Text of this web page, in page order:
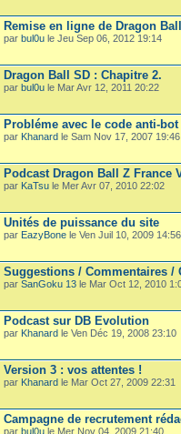
Remise en ligne de Dragon
par bul0u le Jeu Sep 06, 2012 19:14
Dragon Ball SD : Chapitre 2.
par bul0u le Mar Avr 12, 2011 20:22
Probléme avec le code anti-
par Khanard le Sam Nov 17, 2007 19:46
Podcast Dragon Ball Z France
par KaTsu le Mer Avr 07, 2010 22:02
Unités de puissance du site
par EazyBone le Ven Juil 10, 2009 14:56
Suggestions / Commentaires /
par SanGoku 13 le Mar Oct 12, 2010
Podcast sur DB Evolution
par Khanard le Ven Déc 19, 2008 23:10
Version 3 : vos attentes !
par Khanard le Mar Oct 27, 2009 22:31
Campagne de recrutement
par bul0u le Mer Nov 04, 2009 21:40